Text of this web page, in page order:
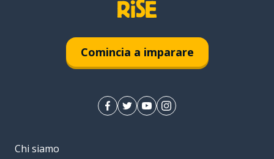
Comincia a imparare
Chi siamo